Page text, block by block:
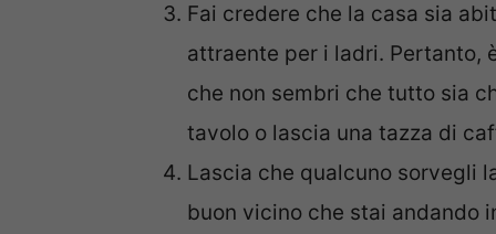
Fai credere che la casa sia
attraente per i ladri. Pertanto,
che non sembri che tutto sia
tavolo o lascia una tazza di
Lascia che qualcuno sorvegli
buon vicino che stai andando